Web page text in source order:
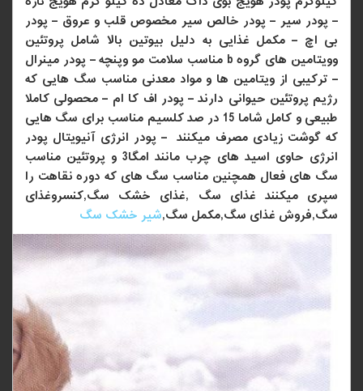
– پودر سیر – پودر خالص سیر مخصوص قلب و عروق – پودر
بی اچ – مکمل غذایی به دلیل بیوتین بالا شامل پروتئین
وویتامین های گروهb مناسب سلامت مو وپنچه – پودر مینرال
– ترکیبی از ویتامین ها و مواد معدنی مناسب سگ هایی که
رژیم پروتئین حیوانی دارند – پودر اف کا ام – محصولی کاملا
طبیعی و کامل شاما 15 در صد کلسیم مناسب برای سگ هایی
که گوشت زیادی مصرف میکنند – پودر انرژی آنیویتال پودر
انرژی حاوی اسید های چرب مانند امگا3 و پروتئین مناسب
سگ های فعال همچنین مناسب سگ های که دوره نقاهت را
سپری میکنند غذای سگ ,غذای خشک سگ,کنسروغذای
سگ,فروش غذای سگ,مکمل سگ,شیر خشک سگ